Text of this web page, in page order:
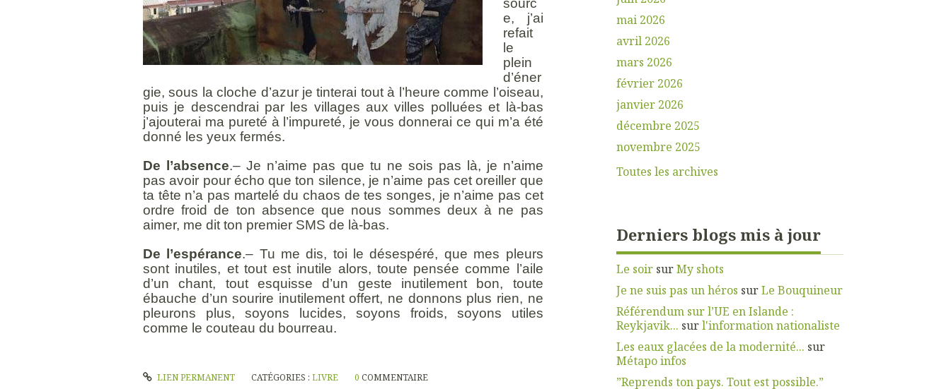
sourc
e, j’ai
refait
le
plein
d’éner
gie, sous la cloche d’azur je tinterai tout à l’heure comme l’oiseau,
puis je descendrai par les villages aux villes polluées et là-bas
j’ajouterai ma pureté à l’impureté, je vous donnerai ce qui m’a été
donné les yeux fermés.
De l’absence.– Je n’aime pas que tu ne sois pas là, je n’aime
pas avoir pour écho que ton silence, je n’aime pas cet oreiller que
ta tête n’a pas martelé du chaos de tes songes, je n’aime pas cet
ordre froid de ton absence que nous sommes deux à ne pas
aimer, me dit ton premier SMS de là-bas.
De l’espérance.– Tu me dis, toi le désespéré, que mes pleurs
sont inutiles, et tout est inutile alors, toute pensée comme l’aile
d’un chant, tout esquisse d’un geste inutilement bon, toute
ébauche d’un sourire inutilement offert, ne donnons plus rien, ne
pleurons plus, soyons lucides, soyons froids, soyons utiles
comme le couteau du bourreau.
LIEN PERMANENT CATÉGORIES :LIVRE 0 COMMENTAIRE
mai 2026
avril 2026
mars 2026
février 2026
janvier 2026
décembre 2025
novembre 2025
Toutes les archives
Derniers blogs mis à jour
Le soirsurMy shots
Je ne suis pas un héros surLe Bouquineur
Référendum sur l’UE en Islande :
Reykjavik... surl'information nationaliste
Les eaux glacées de la modernité... sur
Métapo infos
”Reprends ton pays. Tout est possible.”